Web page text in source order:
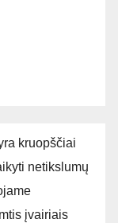
kruopščiai
netikslumų
įvairiais